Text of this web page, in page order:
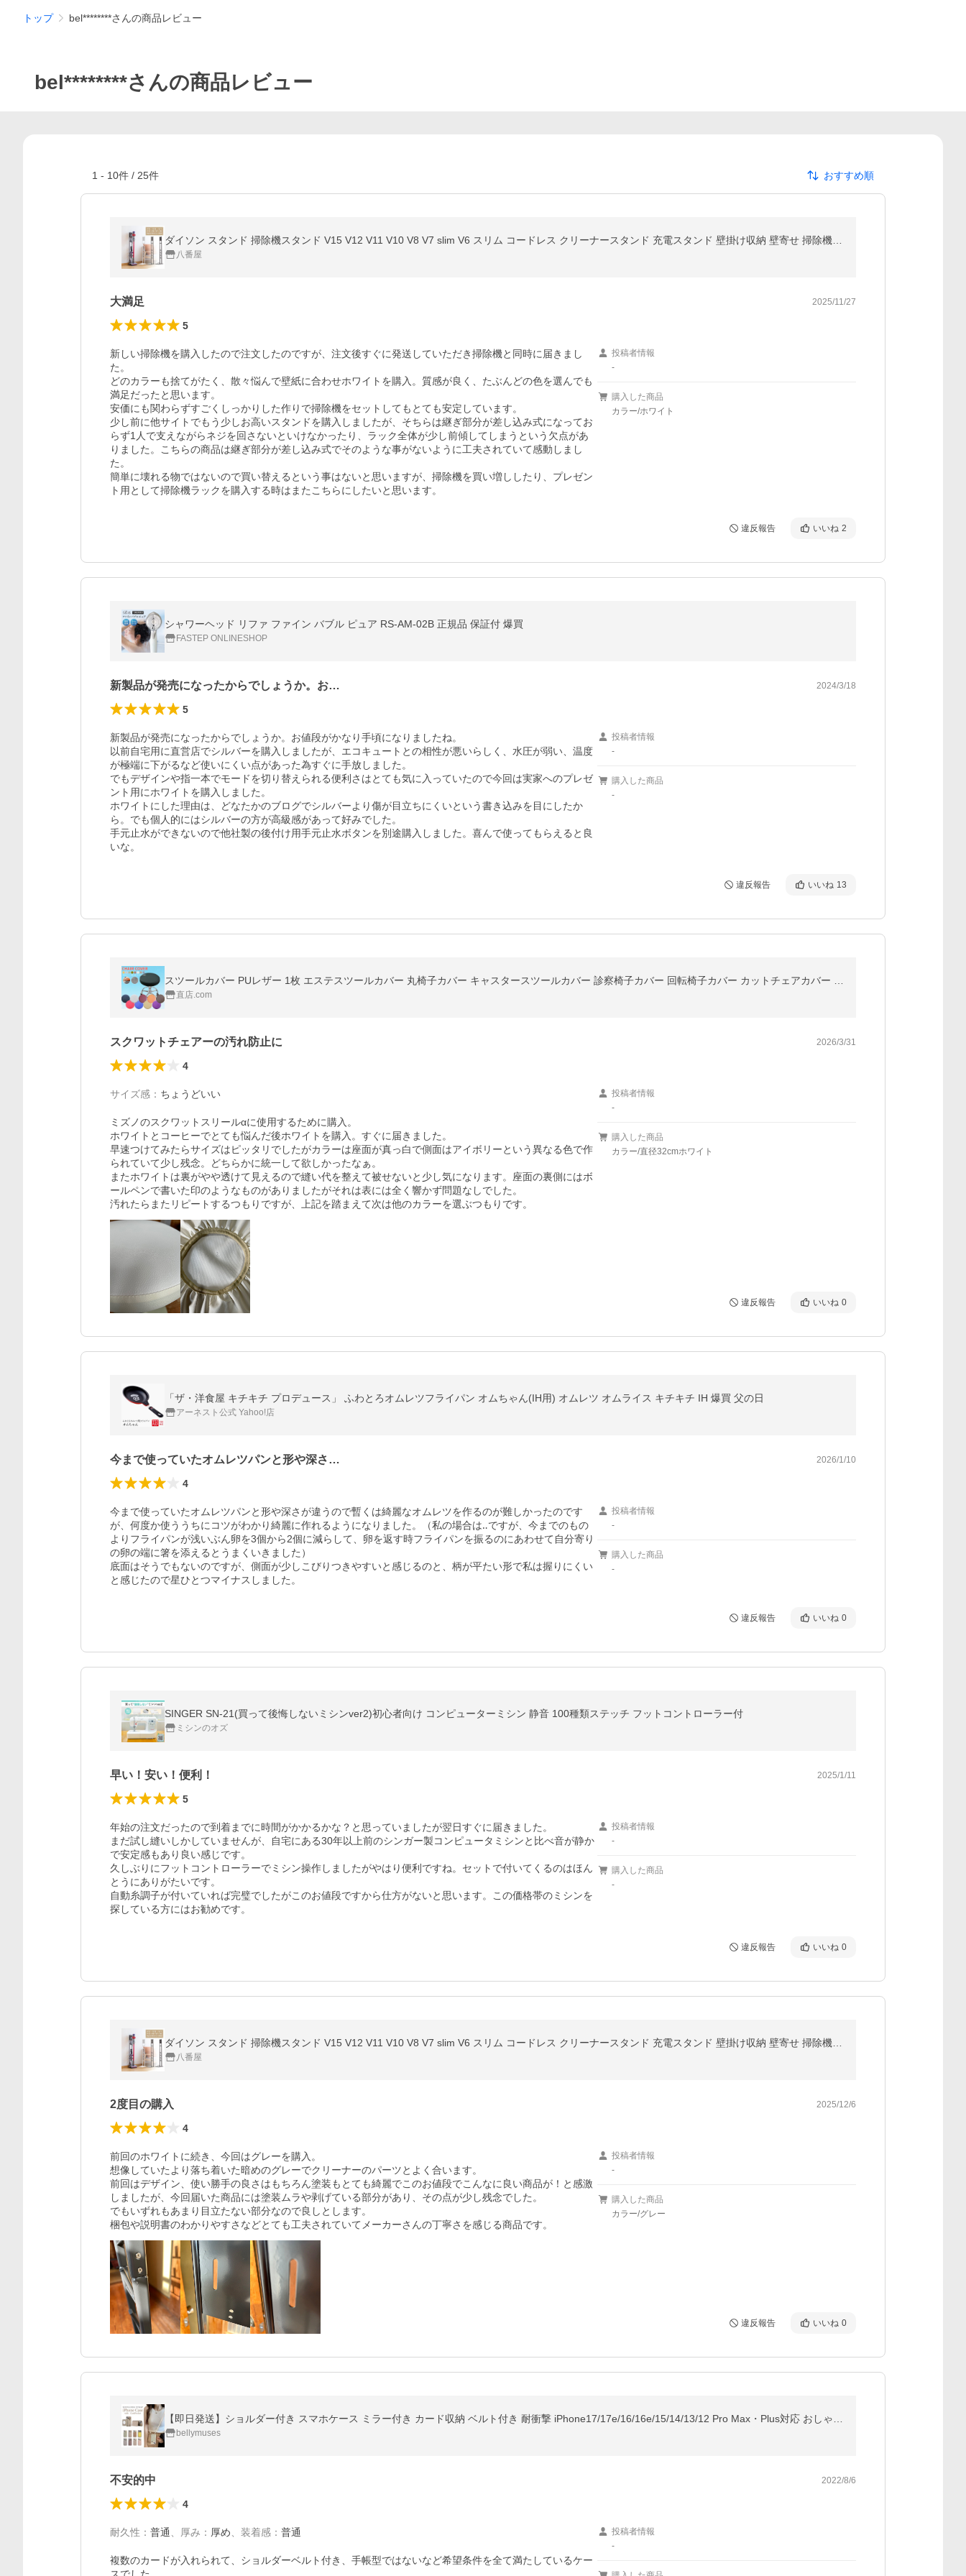
トップ bel********さんの商品レビュー
bel********さんの商品レビュー
1 - 10件 / 25件 おすすめ順
八番屋
大満足 2025/11/27
5
新しい掃除機を購入したので注文したのですが、注文後すぐに発送していただき掃除機と同時に届きまし
た。
どのカラーも捨てがたく、散々悩んで壁紙に合わせホワイトを購入。質感が良く、たぶんどの色を選んでも
満足だったと思います。
安価にも関わらずすごくしっかりした作りで掃除機をセットしてもとても安定しています。
少し前に他サイトでもう少しお高いスタンドを購入しましたが、そちらは継ぎ部分が差し込み式になってお
らず1人で支えながらネジを回さないといけなかったり、ラック全体が少し前傾してしまうという欠点があ
りました。こちらの商品は継ぎ部分が差し込み式でそのような事がないように工夫されていて感動しまし
た。
簡単に壊れる物ではないので買い替えるという事はないと思いますが、掃除機を買い増ししたり、プレゼン
ト用として掃除機ラックを購入する時はまたこちらにしたいと思います。
投稿者情報
-
購入した商品
カラー/ホワイト
違反報告 いいね 2
シャワーヘッド リファ ファイン バブル ピュア RS-AM-02B 正規品 保証付 爆買
FASTEP ONLINESHOP
新製品が発売になったからでしょうか。お… 2024/3/18
5
新製品が発売になったからでしょうか。お値段がかなり手頃になりましたね。
以前自宅用に直営店でシルバーを購入しましたが、エコキュートとの相性が悪いらしく、水圧が弱い、温度
が極端に下がるなど使いにくい点があった為すぐに手放しました。
でもデザインや指一本でモードを切り替えられる便利さはとても気に入っていたので今回は実家へのプレゼ
ント用にホワイトを購入しました。
ホワイトにした理由は、どなたかのブログでシルバーより傷が目立ちにくいという書き込みを目にしたか
ら。でも個人的にはシルバーの方が高級感があって好みでした。
手元止水ができないので他社製の後付け用手元止水ボタンを別途購入しました。喜んで使ってもらえると良
いな。
投稿者情報
-
購入した商品
-
違反報告 いいね 13
直店.com
スクワットチェアーの汚れ防止に 2026/3/31
4
サイズ感 ： ちょうどいい
ミズノのスクワットスリールαに使用するために購入。
ホワイトとコーヒーでとても悩んだ後ホワイトを購入。すぐに届きました。
早速つけてみたらサイズはピッタリでしたがカラーは座面が真っ白で側面はアイボリーという異なる色で作
られていて少し残念。どちらかに統一して欲しかったなぁ。
またホワイトは裏がやや透けて見えるので縫い代を整えて被せないと少し気になります。座面の裏側にはボ
ールペンで書いた印のようなものがありましたがそれは表には全く響かず問題なしでした。
汚れたらまたリピートするつもりですが、上記を踏まえて次は他のカラーを選ぶつもりです。
投稿者情報
-
購入した商品
カラー/直径32cmホワイト
違反報告 いいね 0
「ザ・洋食屋 キチキチ プロデュース」 ふわとろオムレツフライパン オムちゃん(IH用) オムレツ オムライス キチキチ IH 爆買 父の日
アーネスト公式 Yahoo!店
今まで使っていたオムレツパンと形や深さ… 2026/1/10
4
今まで使っていたオムレツパンと形や深さが違うので暫くは綺麗なオムレツを作るのが難しかったのです
が、何度か使ううちにコツがわかり綺麗に作れるようになりました。（私の場合は‥ですが、今までのもの
よりフライパンが浅いぶん卵を3個から2個に減らして、卵を返す時フライパンを振るのにあわせて自分寄り
の卵の端に箸を添えるとうまくいきました）
底面はそうでもないのですが、側面が少しこびりつきやすいと感じるのと、柄が平たい形で私は握りにくい
と感じたので星ひとつマイナスしました。
投稿者情報
-
購入した商品
-
違反報告 いいね 0
SINGER SN-21(買って後悔しないミシンver2)初心者向け コンピューターミシン 静音 100種類ステッチ フットコントローラー付
ミシンのオズ
早い！安い！便利！ 2025/1/11
5
年始の注文だったので到着までに時間がかかるかな？と思っていましたが翌日すぐに届きました。
まだ試し縫いしかしていませんが、自宅にある30年以上前のシンガー製コンピュータミシンと比べ音が静か
で安定感もあり良い感じです。
久しぶりにフットコントローラーでミシン操作しましたがやはり便利ですね。セットで付いてくるのはほん
とうにありがたいです。
自動糸調子が付いていれば完璧でしたがこのお値段ですから仕方がないと思います。この価格帯のミシンを
探している方にはお勧めです。
投稿者情報
-
購入した商品
-
違反報告 いいね 0
八番屋
2度目の購入 2025/12/6
4
前回のホワイトに続き、今回はグレーを購入。
想像していたより落ち着いた暗めのグレーでクリーナーのパーツとよく合います。
前回はデザイン、使い勝手の良さはもちろん塗装もとても綺麗でこのお値段でこんなに良い商品が！と感激
しましたが、今回届いた商品には塗装ムラや剥げている部分があり、その点が少し残念でした。
でもいずれもあまり目立たない部分なので良しとします。
梱包や説明書のわかりやすさなどとても工夫されていてメーカーさんの丁寧さを感じる商品です。
投稿者情報
-
購入した商品
カラー/グレー
違反報告 いいね 0
bellymuses
不安的中 2022/8/6
4
耐久性 ： 普通 厚み ： 厚め 装着感 ： 普通
複数のカードが入れられて、ショルダーベルト付き、手帳型ではないなど希望条件を全て満たしているケー
投稿者情報
-